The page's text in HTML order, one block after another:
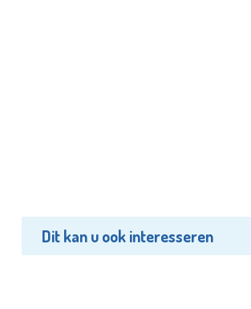
Dit kan u ook interesseren